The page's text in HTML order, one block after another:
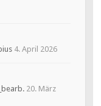
4. April 2026
20. März